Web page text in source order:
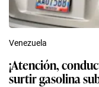
Venezuela
¡Atención,
surtir gasolina